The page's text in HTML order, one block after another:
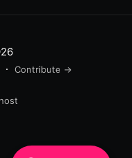
Contribute →